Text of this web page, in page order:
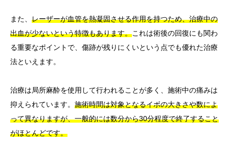
また、 レーザーが血管を熱凝固させる作用を持つため、治療中の
出血が少ないという特徴もあります。これは術後の回復にも関わ
る重要なポイントで、傷跡が残りにくいという点でも優れた治療
法といえます。
治療は局所麻酔を使用して行われることが多く、施術中の痛みは
抑えられています。 施術時間は対象となるイボの大きさや数によ
って異なりますが、一般的には数分から30分程度で終了すること
がほとんどです。